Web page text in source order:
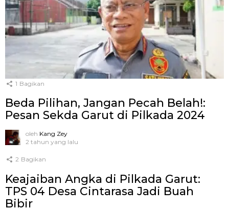
1 Bagikan
Beda Pilihan, Jangan Pecah Belah!:
Pesan Sekda Garut di Pilkada 2024
oleh Kang Zey
2 tahun yang lalu
2 Bagikan
Keajaiban Angka di Pilkada Garut:
TPS 04 Desa Cintarasa Jadi Buah
Bibir